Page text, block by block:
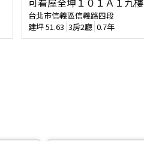
台北市信義區信義路四段
建坪51.63 3房2廳 0.7年